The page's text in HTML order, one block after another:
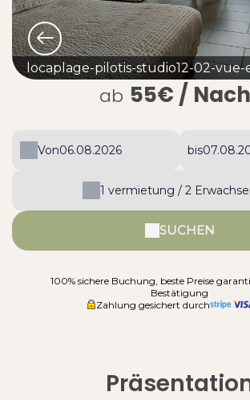
locaplage-pilotis-studio12-02-
ab 55€ /
Von bis
1 vermietung / 2
SUCHEN
100% sichere Buchung, beste Preise
Bestätigung
Zahlung gesichert durch